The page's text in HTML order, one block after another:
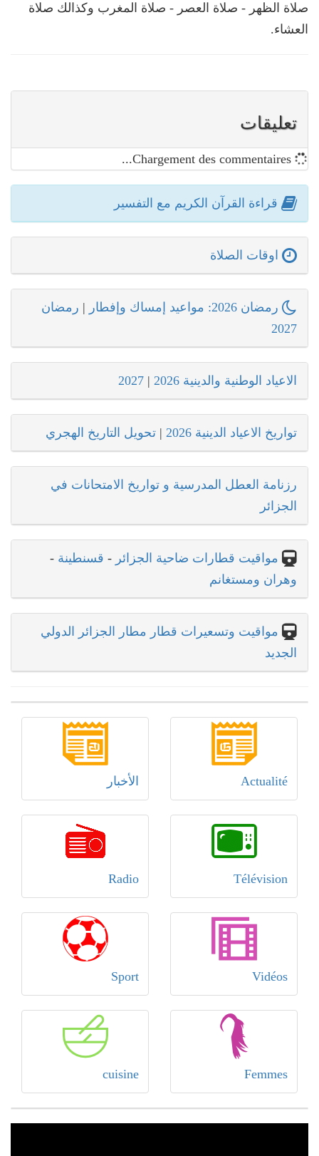
صلاة الظهر - صلاة العصر - صلاة المغرب وكذالك صلاة
العشاء.
تعليقات
قراءة القرآن الكريم مع التفسير
اوقات الصلاة
رمضان 2026: مواعيد إمساك وإفطار | رمضان
2027
الاعياد الوطنية والدينية 2026 |
2027
تواريخ الاعياد الدينية 2026 | تحويل التاريخ الهجري
رزنامة العطل المدرسية و تواريخ الامتحانات في
الجزائر
مواقيت قطارات ضاحية الجزائر - قسنطينة -
وهران ومستغانم
مواقيت وتسعيرات قطار مطار الجزائر الدولي
الجديد
Actualité الأخبار
Télévision
Radio
Vidéos
Sport
Femmes
cuisine